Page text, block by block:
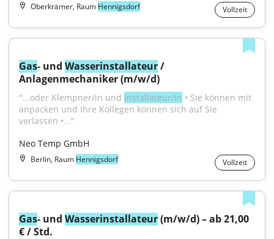
Oberkrämer, Raum Hennigsdorf Vollzeit
Gas- und Wasserinstallateur /
Anlagenmechaniker (m/w/d)
"...oder Klempner/in und Installateur/in • Sie können mit
anpacken und Ihre Kollegen können sich auf Sie
verlassen •..."
Neo Temp GmbH
Berlin, Raum Hennigsdorf Vollzeit
Gas- und Wasserinstallateur (m/w/d) – ab 21,00
€ / Std.